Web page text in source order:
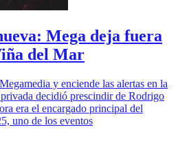
Mega deja fuera
del Mar
y enciende las alertas en la
decidió prescindir de Rodrigo
era el encargado principal del
uno de los eventos